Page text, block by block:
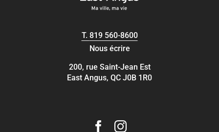
T. 819 560-8600
Nous écrire
200, rue Saint-Jean Est
East Angus, QC J0B 1R0